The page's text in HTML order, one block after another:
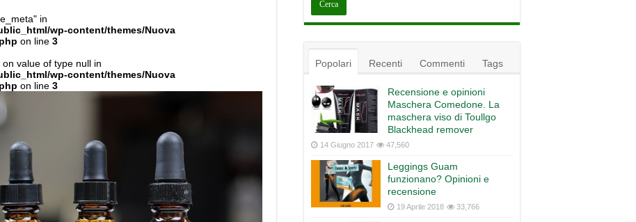
in
wp-content/themes/Nuova
on line 3
value of type null in
wp-content/themes/Nuova
on line 3
Popolari Recenti Commenti Tags
Recensione e opinioni
Maschera Comedone. La
maschera viso di Toullgo
Blackhead remover
14 Giugno 2017 47,560
Leggings Guam
funzionano? Opinioni e
recensione
19 Aprile 2018 33,766